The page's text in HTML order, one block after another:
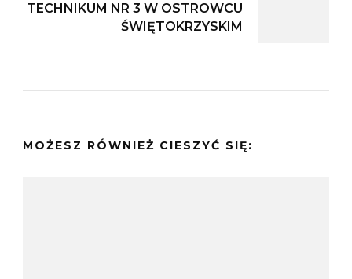
TECHNIKUM NR 3 W OSTROWCU
ŚWIĘTOKRZYSKIM
MOŻESZ RÓWNIEŻ CIESZYĆ SIĘ: